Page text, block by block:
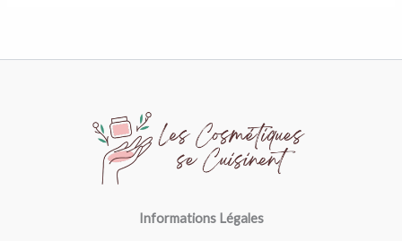
Informations Légales